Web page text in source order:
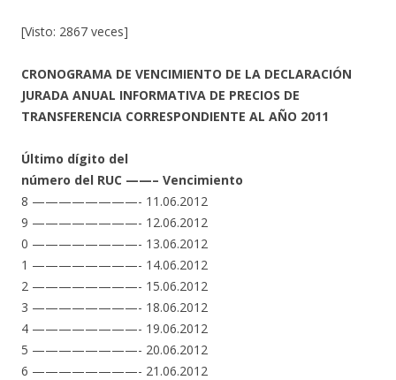
[Visto: 2867 veces]
CRONOGRAMA DE VENCIMIENTO DE LA DECLARACIÓN
JURADA ANUAL INFORMATIVA DE PRECIOS DE
TRANSFERENCIA CORRESPONDIENTE AL AÑO 2011
Último dígito del
número del RUC ——– Vencimiento
8 ————————- 11.06.2012
9 ————————- 12.06.2012
0 ————————- 13.06.2012
1 ————————- 14.06.2012
2 ————————- 15.06.2012
3 ————————- 18.06.2012
4 ————————- 19.06.2012
5 ————————- 20.06.2012
6 ————————- 21.06.2012